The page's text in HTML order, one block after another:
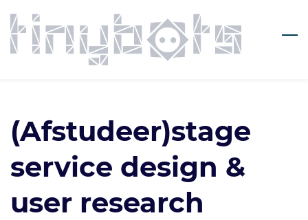
Skip
to
main
(Afstudeer)stage
service design &
user research